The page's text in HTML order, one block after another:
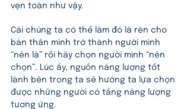
vẹn toàn như vậy.
Cái chúng ta có thể làm đó là rèn cho
bản thân mình trở thành người mình
“nên là” rồi hãy chọn người mình “nên
chọn”. Lúc ấy, nguồn năng lượng tốt
lành bên trong ta sẽ hướng ta lựa chọn
được những người có tầng năng lượng
tương ứng.